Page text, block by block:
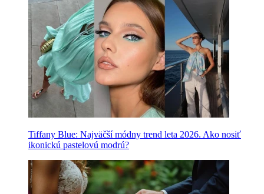
Tiffany Blue: Najväčší módny trend leta 2026. Ako nosiť
ikonickú pastelovú modrú?